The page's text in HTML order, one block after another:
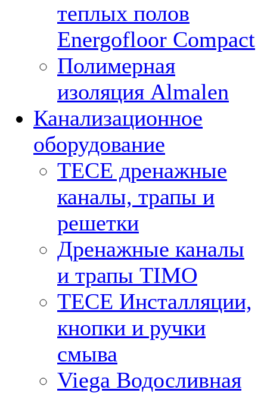
теплых полов
Energofloor Compact
Полимерная
изоляция Almalen
Канализационное
оборудование
TECE дренажные
каналы, трапы и
решетки
Дренажные каналы
и трапы TIMO
TECE Инсталляции,
кнопки и ручки
смыва
Viega Водосливная